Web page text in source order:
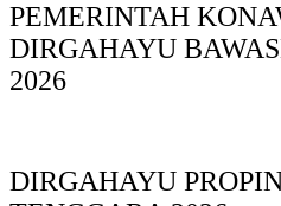
PEMERINTAH
DIRGAHAYU
2026
DIRGAHAYU